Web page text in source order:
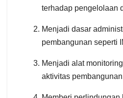
terhadap pengelolaan
Menjadi dasar
pembangunan seperti
Menjadi alat
aktivitas